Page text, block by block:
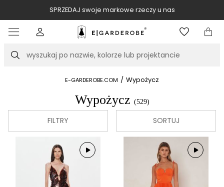
SPRZEDAJ swoje markowe rzeczy u nas
Szukaj
E-GARDEROBE.COM / Wypożycz
Wypożycz (529)
FILTRY SORTUJ